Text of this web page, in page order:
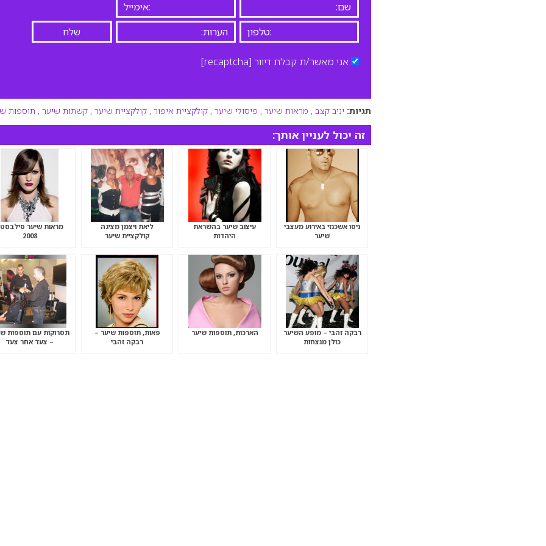
אני מאשר/ת קבלת דיוור [recaptcha]
תגיות: יניב קצב , מראות שיער , פיסולי שיער , קולקציית איפור , קולקציית שיער , קשתות שיער , תוספות
זה יכול לעניין אותך:
ניסו אשכנזי באירוע מעצבי
שיער
עיצוב שיער בהשראת
היהדות
ליאת ויצמן מציגה
קולקציית שיער
מראות שיער
2008
רבקה זהבי – מופע השיער
כולן מנצחות
הארכות, תוספות שיער
פאות, תוספות שיער –
רבקה זהבי
תסרוקות עם תוספות
– צעד אחר צעד